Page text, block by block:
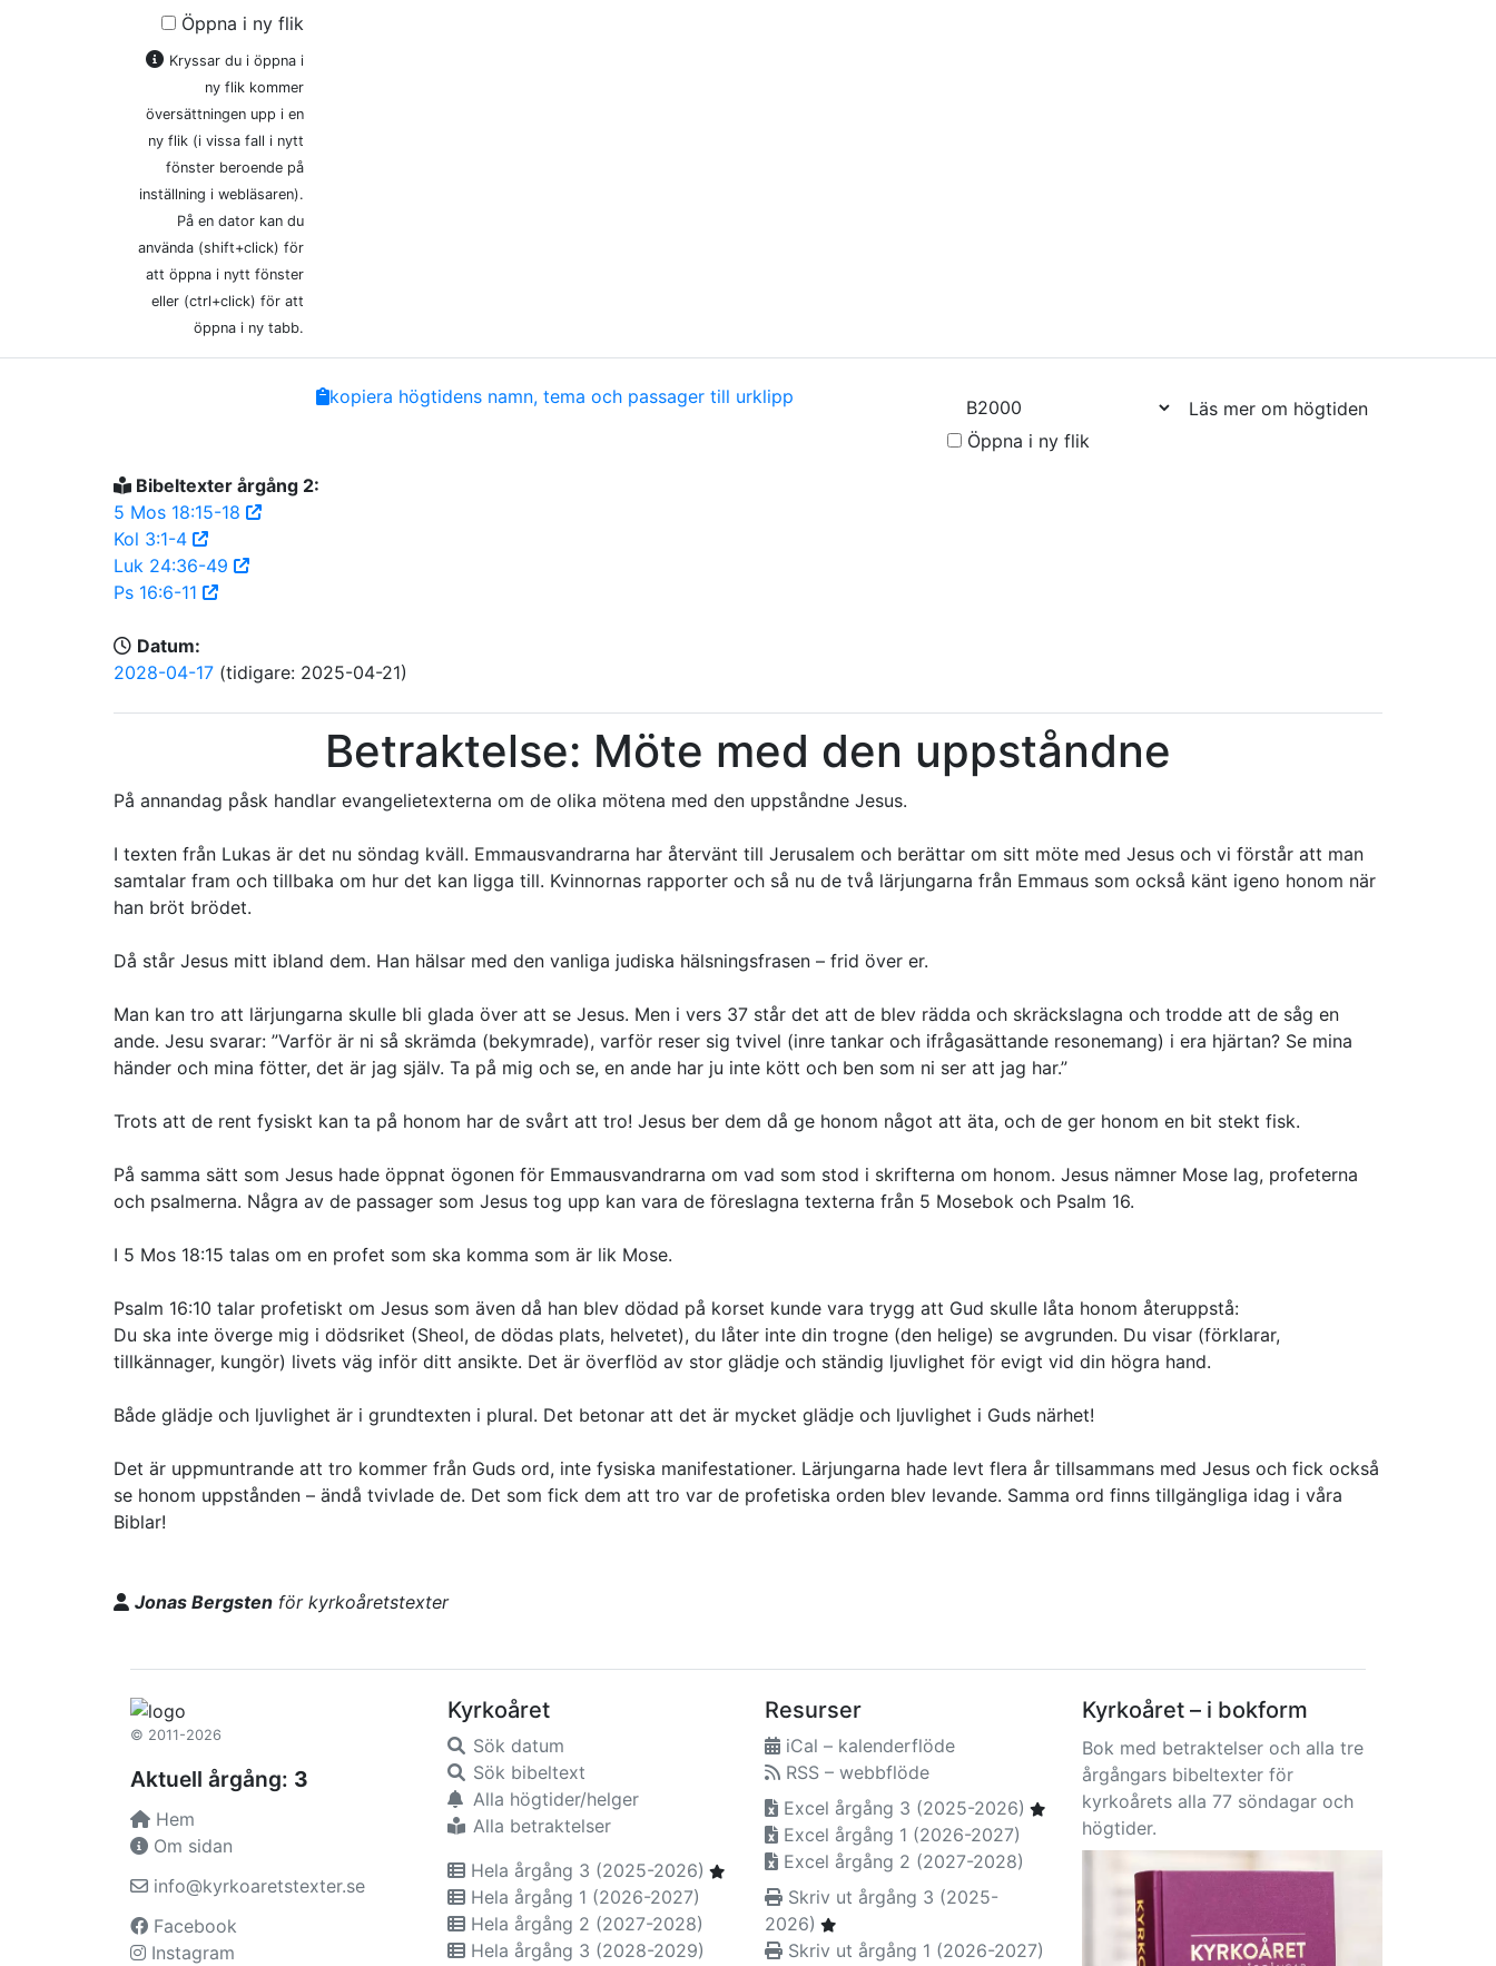
Öppna i ny flik
Kryssar du i öppna i
ny flik kommer
översättningen upp i en
ny flik (i vissa fall i nytt
fönster beroende på
inställning i webläsaren).
På en dator kan du
använda (shift+click) för
att öppna i nytt fönster
eller (ctrl+click) för att
öppna i ny tabb.
EmailCopy
kopiera högtidens namn, tema och passager till urklipp
Öppna i ny flik
Läs mer om högtiden
Bibeltexter årgång 2:
5 Mos 18:15-18
Kol 3:1-4
Luk 24:36-49
Ps 16:6-11
Datum:
2028-04-17 (tidigare: 2025-04-21)
Betraktelse: Möte med den uppståndne
På annandag påsk handlar evangelietexterna om de olika mötena med den uppståndne Jesus.
I texten från Lukas är det nu söndag kväll. Emmausvandrarna har återvänt till Jerusalem och berättar om sitt möte med Jesus och vi förstår att man
samtalar fram och tillbaka om hur det kan ligga till. Kvinnornas rapporter och så nu de två lärjungarna från Emmaus som också känt igeno honom när
han bröt brödet.
Då står Jesus mitt ibland dem. Han hälsar med den vanliga judiska hälsningsfrasen – frid över er.
Man kan tro att lärjungarna skulle bli glada över att se Jesus. Men i vers 37 står det att de blev rädda och skräckslagna och trodde att de såg en
ande. Jesu svarar: ”Varför är ni så skrämda (bekymrade), varför reser sig tvivel (inre tankar och ifrågasättande resonemang) i era hjärtan? Se mina
händer och mina fötter, det är jag själv. Ta på mig och se, en ande har ju inte kött och ben som ni ser att jag har.”
Trots att de rent fysiskt kan ta på honom har de svårt att tro! Jesus ber dem då ge honom något att äta, och de ger honom en bit stekt fisk.
På samma sätt som Jesus hade öppnat ögonen för Emmausvandrarna om vad som stod i skrifterna om honom. Jesus nämner Mose lag, profeterna
och psalmerna. Några av de passager som Jesus tog upp kan vara de föreslagna texterna från 5 Mosebok och Psalm 16.
I 5 Mos 18:15 talas om en profet som ska komma som är lik Mose.
Psalm 16:10 talar profetiskt om Jesus som även då han blev dödad på korset kunde vara trygg att Gud skulle låta honom återuppstå:
Du ska inte överge mig i dödsriket (Sheol, de dödas plats, helvetet), du låter inte din trogne (den helige) se avgrunden. Du visar (förklarar,
tillkännager, kungör) livets väg inför ditt ansikte. Det är överflöd av stor glädje och ständig ljuvlighet för evigt vid din högra hand.
Både glädje och ljuvlighet är i grundtexten i plural. Det betonar att det är mycket glädje och ljuvlighet i Guds närhet!
Det är uppmuntrande att tro kommer från Guds ord, inte fysiska manifestationer. Lärjungarna hade levt flera år tillsammans med Jesus och fick också
se honom uppstånden – ändå tvivlade de. Det som fick dem att tro var de profetiska orden blev levande. Samma ord finns tillgängliga idag i våra
Biblar!
Jonas Bergsten för kyrkoåretstexter
© 2011-2026
Aktuell årgång: 3
Hem
Om sidan
info@kyrkoaretstexter.se
Facebook
Instagram
Kyrkoåret
Sök datum
Sök bibeltext
Alla högtider/helger
Alla betraktelser
Hela årgång 3 (2025-2026)
Hela årgång 1 (2026-2027)
Hela årgång 2 (2027-2028)
Hela årgång 3 (2028-2029)
Resurser
iCal – kalenderflöde
RSS – webbflöde
Excel årgång 3 (2025-2026)
Excel årgång 1 (2026-2027)
Excel årgång 2 (2027-2028)
Skriv ut årgång 3 (2025-
2026)
Skriv ut årgång 1 (2026-2027)
Kyrkoåret – i bokform
Bok med betraktelser och alla tre
årgångars bibeltexter för
kyrkoårets alla 77 söndagar och
högtider.